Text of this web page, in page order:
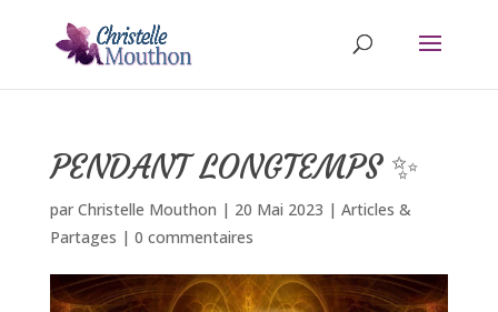
PENDANT LONGTEMPS ✨
par Christelle Mouthon | 20 Mai 2023 | Articles &
Partages | 0 commentaires